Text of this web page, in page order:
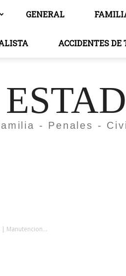
GENERAL
ACCIDENTES
- Penales -
| Manutencion...